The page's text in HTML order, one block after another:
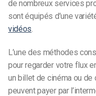
de nombreux services
sont équipés d’une
vidéos.
L’une des méthodes
pour regarder votre flux
un billet de cinéma ou
peuvent payer par